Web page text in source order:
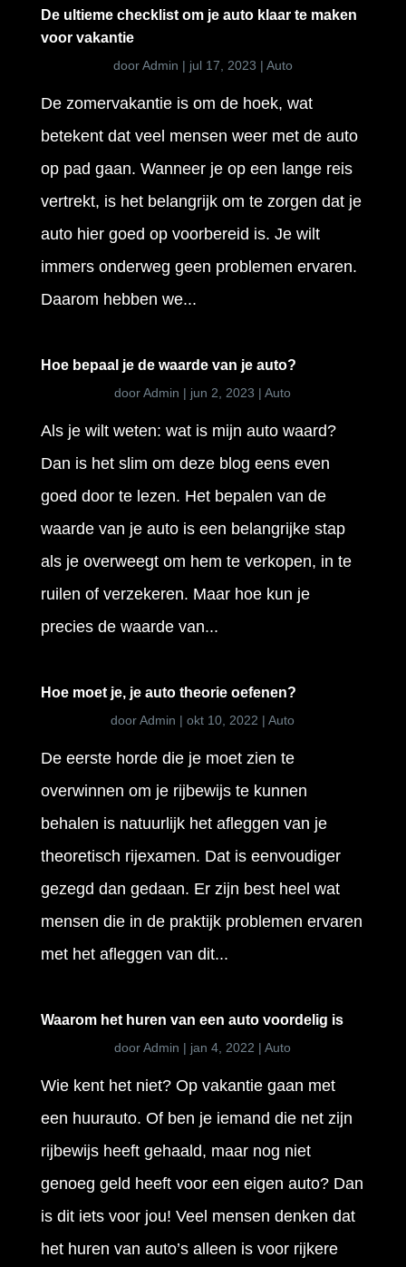
De ultieme checklist om je auto klaar te maken
voor vakantie
doorAdmin | jul 17, 2023 | Auto
De zomervakantie is om de hoek, wat
betekent dat veel mensen weer met de auto
op pad gaan. Wanneer je op een lange reis
vertrekt, is het belangrijk om te zorgen dat je
auto hier goed op voorbereid is. Je wilt
immers onderweg geen problemen ervaren.
Daarom hebben we...
Hoe bepaal je de waarde van je auto?
doorAdmin | jun 2, 2023 |Auto
Als je wilt weten: wat is mijn auto waard?
Dan is het slim om deze blog eens even
goed door te lezen. Het bepalen van de
waarde van je auto is een belangrijke stap
als je overweegt om hem te verkopen, in te
ruilen of verzekeren. Maar hoe kun je
precies de waarde van...
Hoe moet je, je auto theorie oefenen?
doorAdmin |okt 10, 2022 |Auto
De eerste horde die je moet zien te
overwinnen om je rijbewijs te kunnen
behalen is natuurlijk het afleggen van je
theoretisch rijexamen. Dat is eenvoudiger
gezegd dan gedaan. Er zijn best heel wat
mensen die in de praktijk problemen ervaren
met het afleggen van dit...
Waarom het huren van een auto voordelig is
doorAdmin | jan 4, 2022 |Auto
Wie kent het niet? Op vakantie gaan met
een huurauto. Of ben je iemand die net zijn
rijbewijs heeft gehaald, maar nog niet
genoeg geld heeft voor een eigen auto? Dan
is dit iets voor jou! Veel mensen denken dat
het huren van auto’s alleen is voor rijkere